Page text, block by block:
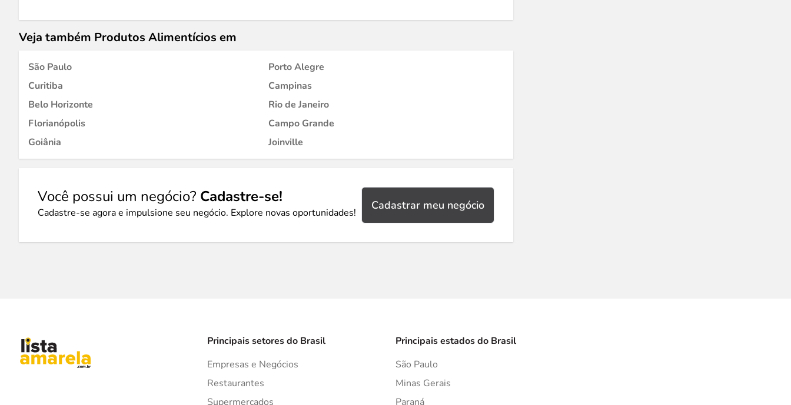
Veja também Produtos Alimentícios em
São Paulo
Porto Alegre
Curitiba
Campinas
Belo Horizonte
Rio de Janeiro
Florianópolis
Campo Grande
Goiânia
Joinville
Você possui um negócio? Cadastre-se!
Cadastre-se agora e impulsione seu negócio. Explore novas oportunidades!
Cadastrar meu negócio
Principais setores do Brasil
Empresas e Negócios
Restaurantes
Supermercados
Principais estados do Brasil
São Paulo
Minas Gerais
Paraná